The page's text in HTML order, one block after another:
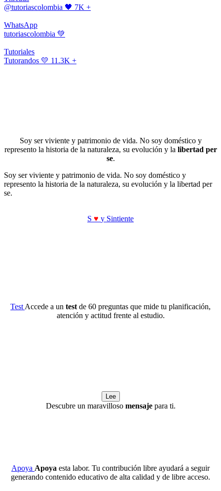
@tutoriascolombia 🖤 7K +
WhatsApp
tutoriascolombia 💚
Tutoriales
Tutorandos 💛 11.3K +
Soy ser viviente y patrimonio de vida. No soy doméstico y
represento la historia de la naturaleza, su evolución y la libertad per
se.
Soy ser viviente y patrimonio de vida. No soy doméstico y
represento la historia de la naturaleza, su evolución y la libertad per
se.
S ♥ y Sintiente
Test Accede a un test de 60 preguntas que mide tu planificación,
atención y actitud frente al estudio.
Lee
Descubre un maravilloso mensajepara ti.
Apoya Apoya esta labor. Tu contribución libre ayudará a seguir
generando contenido educativo de alta calidad y de libre acceso.